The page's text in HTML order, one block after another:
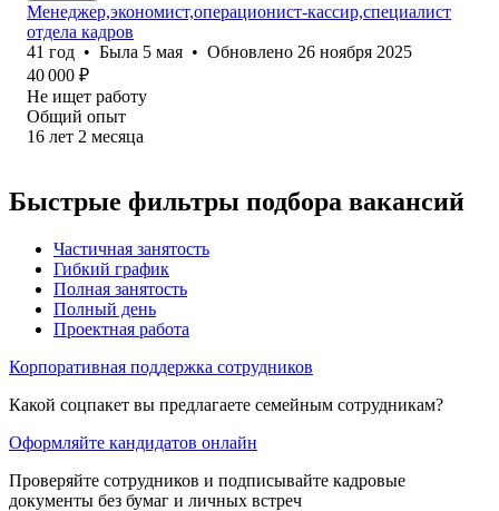
Менеджер,экономист,операционист-кассир,специалист
отдела кадров
41 год • Была 5 мая • Обновлено 26 ноября 2025
40 000 ₽
Не ищет работу
Общий опыт
16 лет 2 месяца
Быстрые фильтры подбора вакансий
Частичная занятость
Гибкий график
Полная занятость
Полный день
Проектная работа
Корпоративная поддержка сотрудников
Какой соцпакет вы предлагаете семейным сотрудникам?
Оформляйте кандидатов онлайн
Проверяйте сотрудников и подписывайте кадровые
документы без бумаг и личных встреч